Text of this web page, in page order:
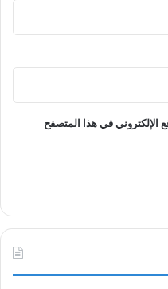
الإلكتروني في هذا المتصفح